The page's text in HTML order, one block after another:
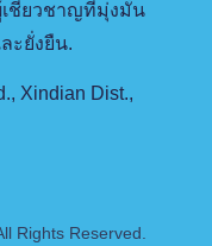
ชี่ยวชาญที่มุ่งมั่น
ะยั่งยืน.
Xindian Dist.,
Rights Reserved.